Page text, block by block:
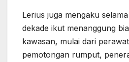
Lerius juga mengaku
dekade ikut menanggung
kawasan, mulai dari
pemotongan rumput,